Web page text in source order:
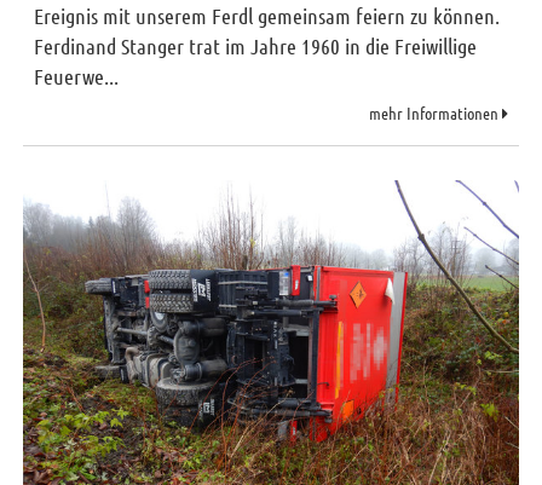
Ereignis mit unserem Ferdl gemeinsam feiern zu können.
Ferdinand Stanger trat im Jahre 1960 in die Freiwillige
Feuerwe...
mehr Informationen